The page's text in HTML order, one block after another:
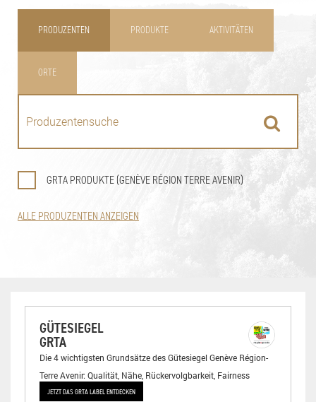
PRODUZENTEN PRODUKTE AKTIVITÄTEN
ORTE
GRTA PRODUKTE (GENÈVE RÉGION TERRE AVENIR)
ALLE PRODUZENTEN ANZEIGEN
GÜTESIEGEL
GRTA
Die 4 wichtigsten Grundsätze des Gütesiegel Genève Région-
Terre Avenir: Qualität, Nähe, Rückervolgbarkeit, Fairness
JETZT DAS GRTA LABEL ENTDECKEN